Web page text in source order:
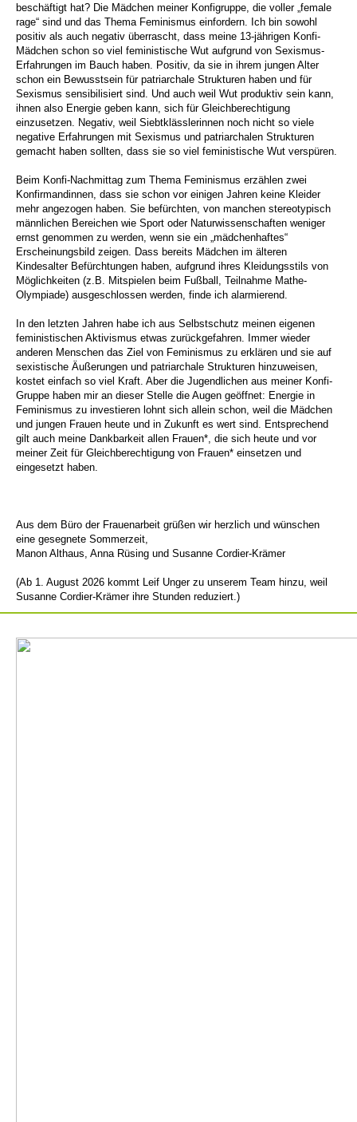
beschäftigt hat? Die Mädchen meiner Konfigruppe, die voller „female
rage“ sind und das Thema Feminismus einfordern. Ich bin sowohl
positiv als auch negativ überrascht, dass meine 13-jährigen Konfi-
Mädchen schon so viel feministische Wut aufgrund von Sexismus-
Erfahrungen im Bauch haben. Positiv, da sie in ihrem jungen Alter
schon ein Bewusstsein für patriarchale Strukturen haben und für
Sexismus sensibilisiert sind. Und auch weil Wut produktiv sein kann,
ihnen also Energie geben kann, sich für Gleichberechtigung
einzusetzen. Negativ, weil Siebtklässlerinnen noch nicht so viele
negative Erfahrungen mit Sexismus und patriarchalen Strukturen
gemacht haben sollten, dass sie so viel feministische Wut verspüren.
Beim Konfi-Nachmittag zum Thema Feminismus erzählen zwei
Konfirmandinnen, dass sie schon vor einigen Jahren keine Kleider
mehr angezogen haben. Sie befürchten, von manchen stereotypisch
männlichen Bereichen wie Sport oder Naturwissenschaften weniger
ernst genommen zu werden, wenn sie ein „mädchenhaftes“
Erscheinungsbild zeigen. Dass bereits Mädchen im älteren
Kindesalter Befürchtungen haben, aufgrund ihres Kleidungsstils von
Möglichkeiten (z.B. Mitspielen beim Fußball, Teilnahme Mathe-
Olympiade) ausgeschlossen werden, finde ich alarmierend.
In den letzten Jahren habe ich aus Selbstschutz meinen eigenen
feministischen Aktivismus etwas zurückgefahren. Immer wieder
anderen Menschen das Ziel von Feminismus zu erklären und sie auf
sexistische Äußerungen und patriarchale Strukturen hinzuweisen,
kostet einfach so viel Kraft. Aber die Jugendlichen aus meiner Konfi-
Gruppe haben mir an dieser Stelle die Augen geöffnet: Energie in
Feminismus zu investieren lohnt sich allein schon, weil die Mädchen
und jungen Frauen heute und in Zukunft es wert sind. Entsprechend
gilt auch meine Dankbarkeit allen Frauen*, die sich heute und vor
meiner Zeit für Gleichberechtigung von Frauen* einsetzen und
eingesetzt haben.
Aus dem Büro der Frauenarbeit grüßen wir herzlich und wünschen
eine gesegnete Sommerzeit,
Manon Althaus, Anna Rüsing und Susanne Cordier-Krämer
(Ab 1. August 2026 kommt Leif Unger zu unserem Team hinzu, weil
Susanne Cordier-Krämer ihre Stunden reduziert.)